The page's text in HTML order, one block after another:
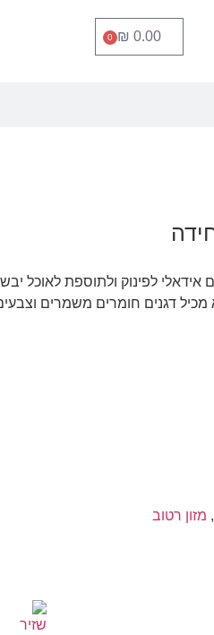
₪ 0.00
0
אידאלי לפינוק ולתוספת לאוכל
דגנים חומרים משמרים
, מזון רטוב